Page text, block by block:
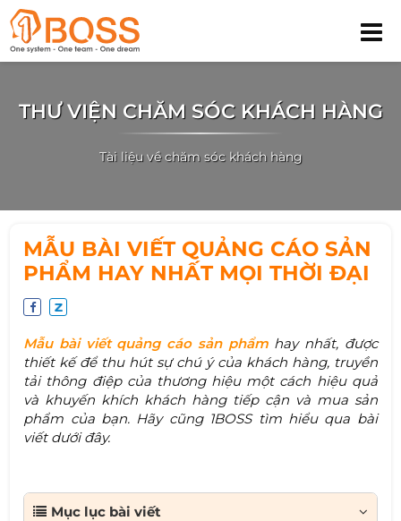
THƯ VIỆN CHĂM SÓC KHÁCH HÀNG
Tài liệu về chăm sóc khách hàng
MẪU BÀI VIẾT QUẢNG CÁO SẢN
PHẨM HAY NHẤT MỌI THỜI ĐẠI
Mẫu bài viết quảng cáo sản phẩmhay nhất, được
thiết kế để thu hút sự chú ý của khách hàng, truyền
tải thông điệp của thương hiệu một cách hiệu quả
và khuyến khích khách hàng tiếp cận và mua sản
phẩm của bạn. Hãy cũng 1BOSS tìm hiểu qua bài
viết dưới đây.
Mục lục bài viết